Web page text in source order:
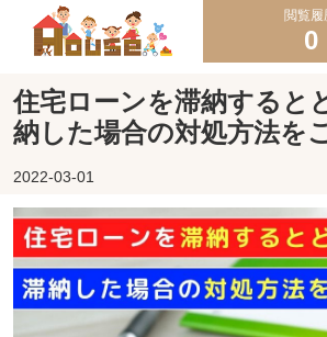
閲覧履
0
住宅ローンを滞納すると
納した場合の対処方法を
2022-03-01